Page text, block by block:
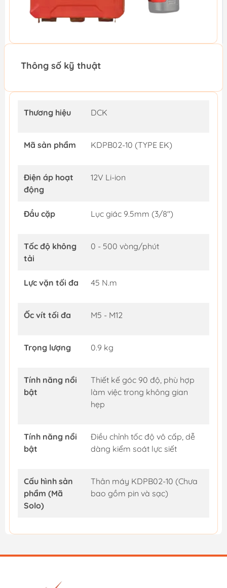
Thông số kỹ thuật
Thương hiệu DCK
Mã sản phẩm KDPB02-10 (TYPE EK)
Điện áp hoạt
động
12V Li-ion
Đầu cặp Lục giác 9.5mm (3/8")
Tốc độ không
tải
0 - 500 vòng/phút
Lực vặn tối đa 45 N.m
Ốc vít tối đa M5 - M12
Trọng lượng 0.9 kg
Tính năng nổi
bật
Thiết kế góc 90 độ, phù hợp
làm việc trong không gian
hẹp
Tính năng nổi
bật
Điều chỉnh tốc độ vô cấp, dễ
dàng kiểm soát lực siết
Cấu hình sản
phẩm (Mã
Solo)
Thân máy KDPB02-10 (Chưa
bao gồm pin và sạc)